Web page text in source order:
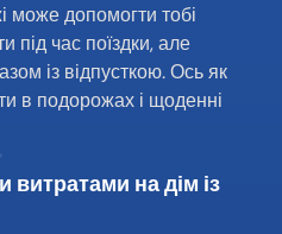
може допомогти тобі
під час поїздки, але
із відпусткою. Ось як
в подорожах і щоденні
витратами на дім із